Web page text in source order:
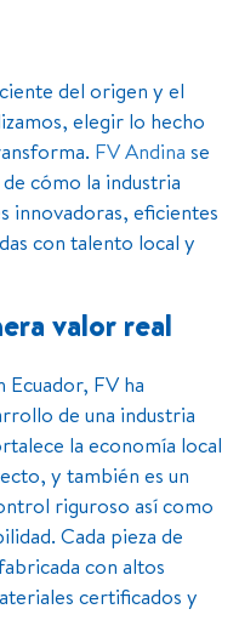
del origen y el
elegir lo hecho
FV Andina se
cómo la industria
innovadoras, eficientes
con talento local y
valor real
Ecuador, FV ha
de una industria
la economía local
y también es un
riguroso así como
Cada pieza de
con altos
certificados y